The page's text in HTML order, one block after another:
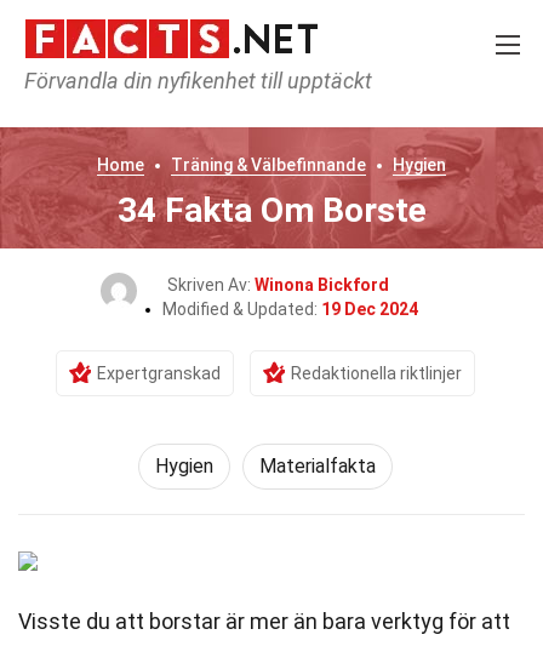
Förvandla din nyfikenhet till upptäckt
Home Träning & Välbefinnande Hygien
34 Fakta Om Borste
Skriven Av: Winona Bickford
Modified & Updated: 19 Dec 2024
Expertgranskad Redaktionella riktlinjer
Hygien Materialfakta
Visste du att borstar är mer än bara verktyg för att